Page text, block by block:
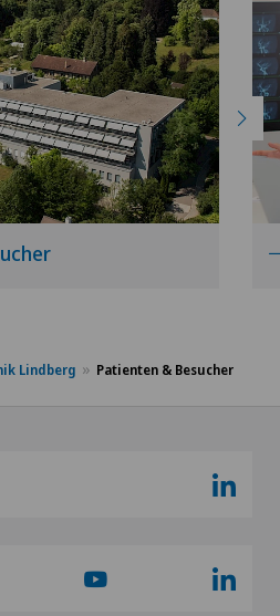
Lindberg Patienten & Besucher